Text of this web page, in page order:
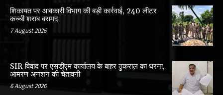
शिकायत पर आबकारी विभाग की बड़ी कार्रवाई, 240 लीटर
कच्ची शराब बरामद
7 August 2026
SIR विवाद पर एसडीएम कार्यालय के बाहर ठुकराल का धरना,
आमरण अनशन की चेतावनी
6 August 2026